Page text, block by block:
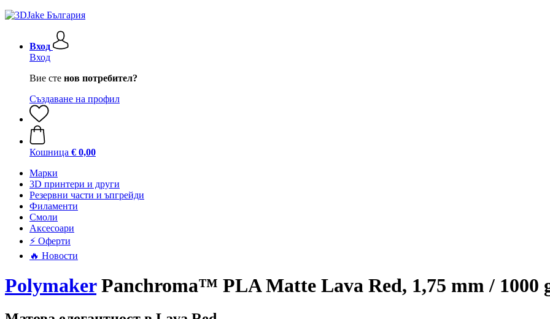
Вход
Вход
Вие сте нов потребител?
Създаване на профил
Кошница € 0,00
Mарки
3D принтери и други
Резервни части и ъпгрейди
Филаменти
Смоли
Аксесоари
⚡ Оферти
🔥 Новости
PolymakerPanchroma™ PLA Matte Lava Red, 1,75 mm / 1000